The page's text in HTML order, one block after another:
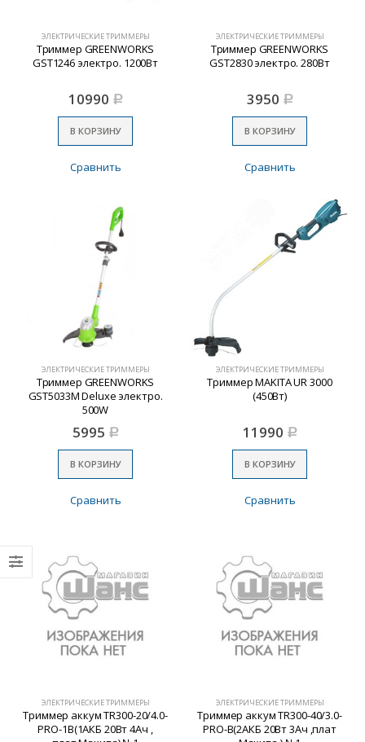
ЭЛЕКТРИЧЕСКИЕ ТРИММЕРЫ
Триммер GREENWORKS
GST1246 электро. 1200Вт
10990 Р
В КОРЗИНУ
Сравнить
ЭЛЕКТРИЧЕСКИЕ ТРИММЕРЫ
Триммер GREENWORKS
GST2830 электро. 280Вт
3950 Р
В КОРЗИНУ
Сравнить
ЭЛЕКТРИЧЕСКИЕ ТРИММЕРЫ
Триммер GREENWORKS
GST5033М Deluxe электро.
500W
5995 Р
В КОРЗИНУ
Сравнить
ЭЛЕКТРИЧЕСКИЕ ТРИММЕРЫ
Триммер MAKITA UR 3000
(450Вт)
11990 Р
В КОРЗИНУ
Сравнить
ЭЛЕКТРИЧЕСКИЕ ТРИММЕРЫ
Триммер аккум TR300-20/4.0-
PRO-1B(1АКБ 20Вт 4Ач ,
ЭЛЕКТРИЧЕСКИЕ ТРИММЕРЫ
Триммер аккум TR300-40/3.0-
PRO-B(2АКБ 20Вт 3Ач ,плат